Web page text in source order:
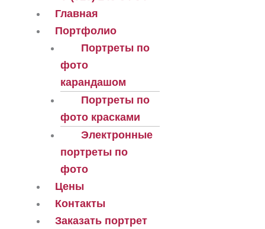
Главная
Портфолио
Портреты по
фото
карандашом
Портреты по
фото красками
Электронные
портреты по
фото
Цены
Контакты
Заказать портрет